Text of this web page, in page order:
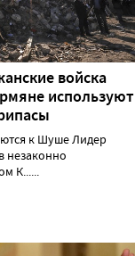
войска
используют
к Шуше Лидер
незаконно
К......